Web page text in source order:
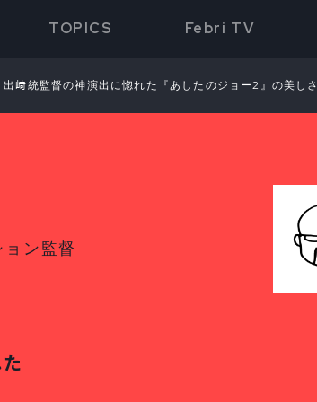
TOPICS Febri TV
﨑統監督の神演出に惚れた『あしたのジョー2』の美しさ
ン監督